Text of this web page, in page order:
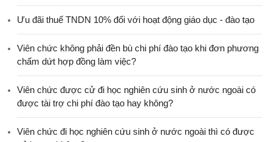
Ưu đãi thuế TNDN 10% đối với hoạt động giáo dục - đào tạo
Viên chức không phải đền bù chi phí đào tạo khi đơn phương
chấm dứt hợp đồng làm việc?
Viên chức được cử đi học nghiên cứu sinh ở nước ngoài có
được tài trợ chi phí đào tạo hay không?
Viên chức đi học nghiên cứu sinh ở nước ngoài thì có được